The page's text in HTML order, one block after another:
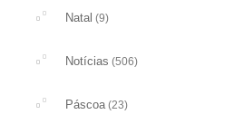
Natal (9)
Notícias (506)
Páscoa(23)